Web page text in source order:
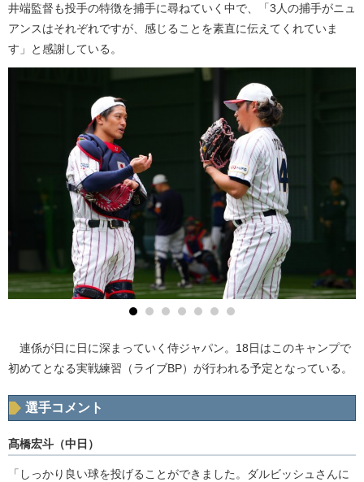
井端監督も投手の特徴を捕手に尋ねていく中で、「3人の捕手がニュ
アンスはそれぞれですが、感じることを素直に伝えてくれていま
す」と感謝している。
連係が日に日に深まっていく侍ジャパン。18日はこのキャンプで
初めてとなる実戦練習（ライブBP）が行われる予定となっている。
選手コメント
髙橋宏斗（中日）
「しっかり良い球を投げることができました。ダルビッシュさんに